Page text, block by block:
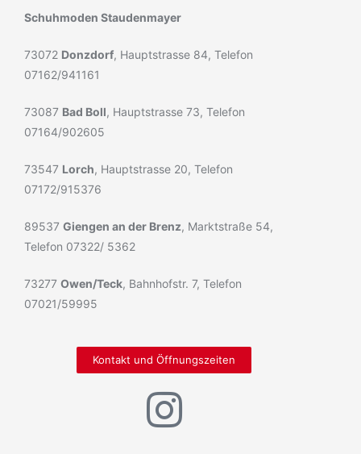
Schuhmoden Staudenmayer
73072 Donzdorf, Hauptstrasse 84, Telefon
07162/941161
73087 Bad Boll, Hauptstrasse 73, Telefon
07164/902605
73547 Lorch, Hauptstrasse 20, Telefon
07172/915376
89537 Giengen an der Brenz, Marktstraße 54,
Telefon 07322/ 5362
73277 Owen/Teck, Bahnhofstr. 7, Telefon
07021/59995
Kontakt und Öffnungszeiten